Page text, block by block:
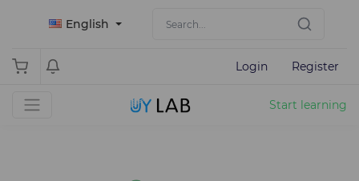
English
Login Register
Start learning